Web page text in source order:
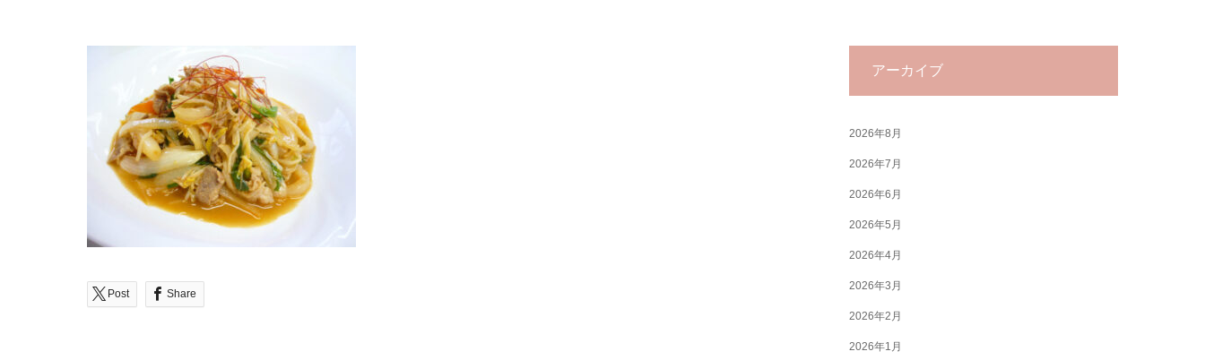
Post Share
アーカイブ
2026年8月
2026年7月
2026年6月
2026年5月
2026年4月
2026年3月
2026年2月
2026年1月